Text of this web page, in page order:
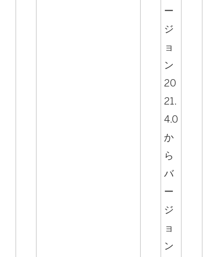
ー
ジ
ョ
ン
20
21.
4.0
か
ら
バ
ー
ジ
ョ
ン